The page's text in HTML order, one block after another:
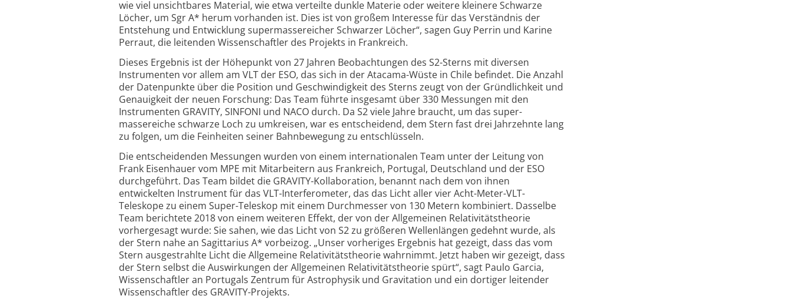
wie viel unsichtbares Material, wie etwa verteilte dunkle Materie oder weitere kleinere Schwarze
Löcher, um Sgr A* herum vorhanden ist. Dies ist von großem Interesse für das Verständnis der
Entstehung und Entwicklung supermassereicher Schwarzer Löcher“, sagen Guy Perrin und Karine
Perraut, die leitenden Wissenschaftler des Projekts in Frankreich.
Dieses Ergebnis ist der Höhepunkt von 27 Jahren Beobachtungen des S2-Sterns mit diversen
Instrumenten vor allem am VLT der ESO, das sich in der Atacama-Wüste in Chile befindet. Die Anzahl
der Datenpunkte über die Position und Geschwindigkeit des Sterns zeugt von der Gründlichkeit und
Genauigkeit der neuen Forschung: Das Team führte insgesamt über 330 Messungen mit den
Instrumenten GRAVITY, SINFONI und NACO durch. Da S2 viele Jahre braucht, um das super­
massereiche schwarze Loch zu umkreisen, war es entscheidend, dem Stern fast drei Jahrzehnte lang
zu folgen, um die Feinheiten seiner Bahnbewegung zu entschlüsseln.
Die entscheidenden Messungen wurden von einem internationalen Team unter der Leitung von
Frank Eisenhauer vom MPE mit Mitarbeitern aus Frankreich, Portugal, Deutschland und der ESO
durchgeführt. Das Team bildet die GRAVITY-Kollaboration, benannt nach dem von ihnen
entwickelten Instrument für das VLT-Interferometer, das das Licht aller vier Acht-Meter-VLT-
Teleskope zu einem Super-Teleskop mit einem Durchmesser von 130 Metern kombiniert. Dasselbe
Team berichtete 2018 von einem weiteren Effekt, der von der Allgemeinen Relativitätstheorie
vorhergesagt wurde: Sie sahen, wie das Licht von S2 zu größeren Wellenlängen gedehnt wurde, als
der Stern nahe an Sagittarius A* vorbeizog. „Unser vorheriges Ergebnis hat gezeigt, dass das vom
Stern ausgestrahlte Licht die Allgemeine Relativitätstheorie wahrnimmt. Jetzt haben wir gezeigt, dass
der Stern selbst die Auswirkungen der Allgemeinen Relativitäts­theorie spürt“, sagt Paulo Garcia,
Wissenschaftler an Portugals Zentrum für Astrophysik und Gravitation und ein dortiger leitender
Wissenschaftler des GRAVITY-Projekts.